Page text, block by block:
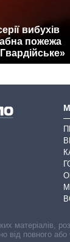
вибухів
пожежа
матеріалів,
від повного